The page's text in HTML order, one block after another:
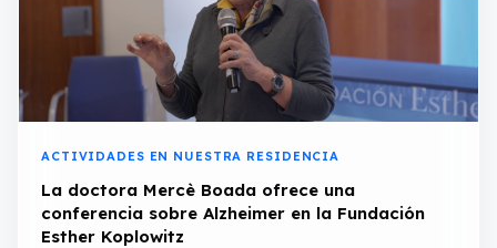
ACTIVIDADES EN NUESTRA RESIDENCIA
La doctora Mercè Boada ofrece una
conferencia sobre Alzheimer en la Fundación
Esther Koplowitz